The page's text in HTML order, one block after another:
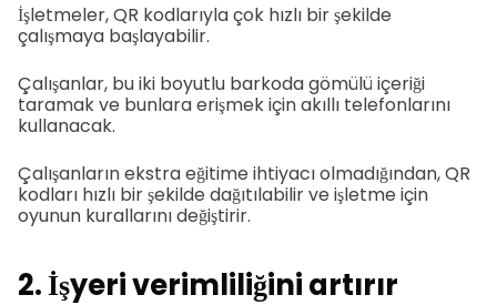
İşletmeler, QR kodlarıyla çok hızlı bir şekilde
çalışmaya başlayabilir.
Çalışanlar, bu iki boyutlu barkoda gömülü içeriği
taramak ve bunlara erişmek için akıllı telefonlarını
kullanacak.
Çalışanların ekstra eğitime ihtiyacı olmadığından, QR
kodları hızlı bir şekilde dağıtılabilir ve işletme için
oyunun kurallarını değiştirir.
2. İşyeri verimliliğini artırır